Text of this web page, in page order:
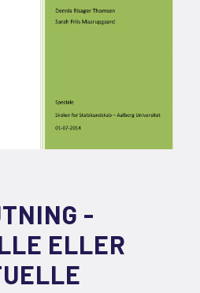
-
ELLER